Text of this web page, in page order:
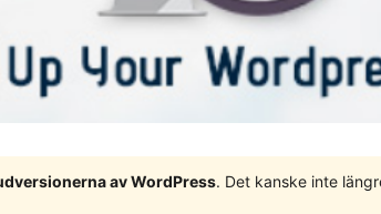
av WordPress. Det kanske inte